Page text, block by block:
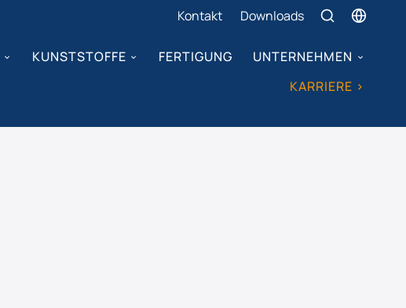
Kontakt Downloads
KUNSTSTOFFE FERTIGUNG
UNTERNEHMEN
KARRIERE >